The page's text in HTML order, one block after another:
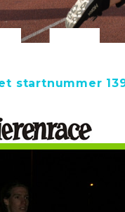
startnummer